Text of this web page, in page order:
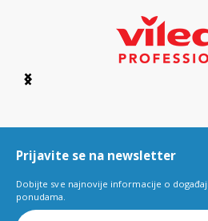
Item
6
Prijavite se na newsletter
Dobijte sve najnovije informacije o
ponudama.